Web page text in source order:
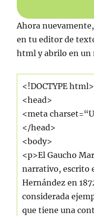
Ahora
en tu editor de
html y abrilo en un
<!DOCTYPE html>
<head>
<meta charset=
</head>
<body>
<p>El Gaucho
narrativo, escrito
Hernández en
considerada
que tiene una